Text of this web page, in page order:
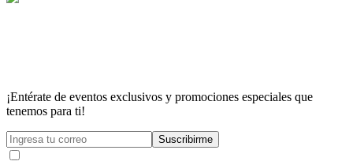
¡Entérate de eventos exclusivos y promociones especiales que
tenemos para ti!
Suscribirme